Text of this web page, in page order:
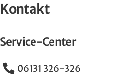
Kontakt
Service-Center
Telefon
06131 326-326